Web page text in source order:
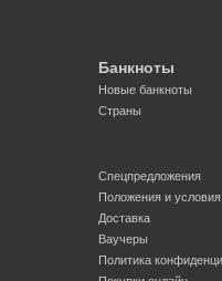
Банкноты
Новые банкноты
Страны
Спецпредложения
Положения и условия
Доставка
Ваучеры
Политика